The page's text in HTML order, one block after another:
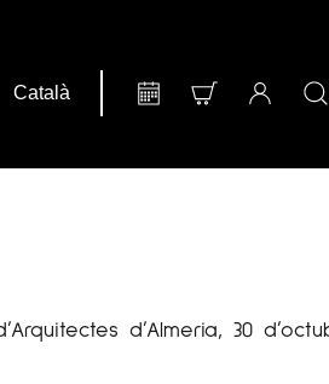
d’Almeria, 30